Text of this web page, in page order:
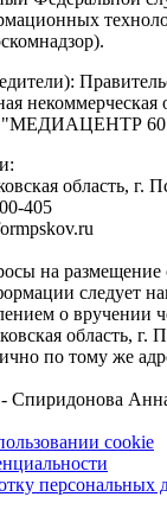
некоммерческая
"МЕДИАЦЕНТР
область, г.
405
на размещение
следует
о вручении
область, г.
по тому же
Спиридонова
cookie
персональных